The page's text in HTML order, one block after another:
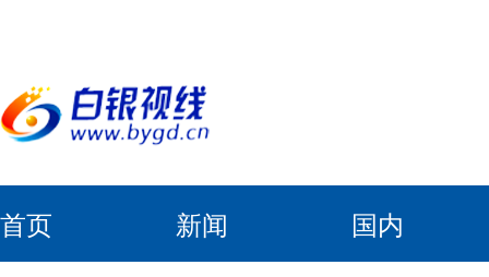
首页 新闻 国内